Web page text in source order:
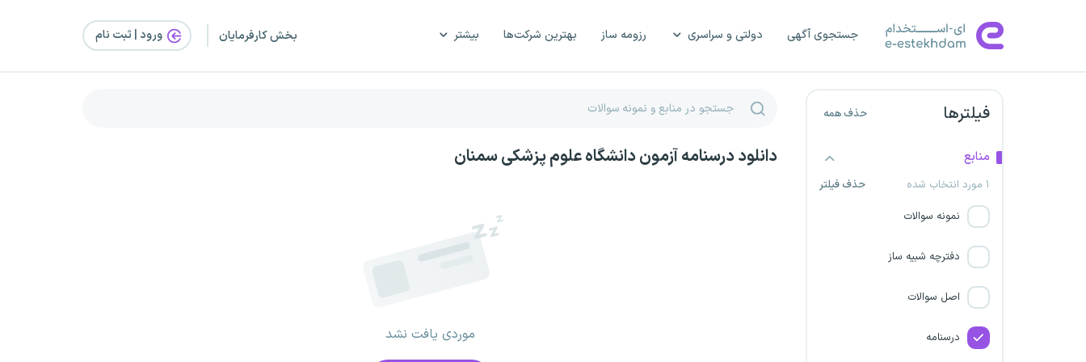
جستجوی آگهی دولتی و سراسری رزومه ساز بهترین شرکت‌ها بیشتر بخش کارفرمایان ورود | ثبت‌ نام
فیلترها حذف همه
منابع
۱ مورد انتخاب شده
حذف فیلتر
نمونه سوالات
دفترچه شبیه ساز
اصل سوالات
درسنامه
سازمان سرمایه‌گذاری و
دانشگاه علوم پزشکی شیراز
دانشگاه علوم پزشکی سبزوار
جمشید
دانشگاه علوم پزشکی بهبهان
سازمان هواپیمایی کشوری
دانلود درسنامه آزمون دانشگاه علوم پزشکی سمنان
موردی یافت نشد